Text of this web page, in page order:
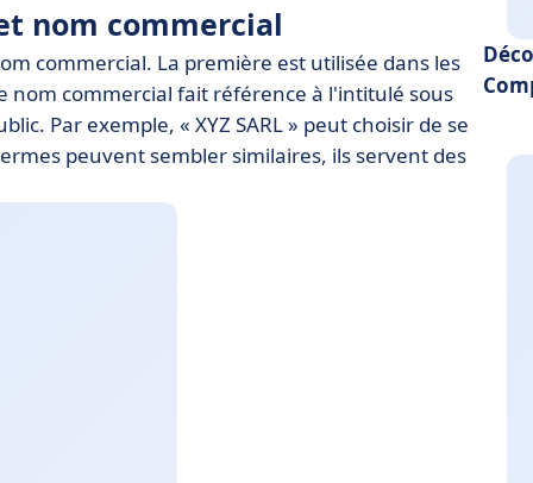
nom commercial
commercial. La première est utilisée dans les
nom commercial fait référence à l'intitulé sous
Par exemple, « XYZ SARL » peut choisir de se
peuvent sembler similaires, ils servent des